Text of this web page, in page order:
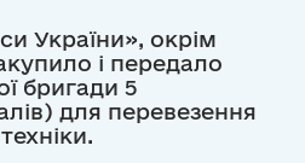
України», окрім
і передало
бригади 5
для перевезення